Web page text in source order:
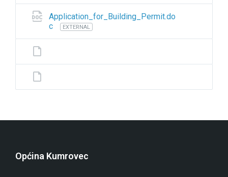
Application_for_Building_Permit.do
c
EXTERNAL
Općina Kumrovec